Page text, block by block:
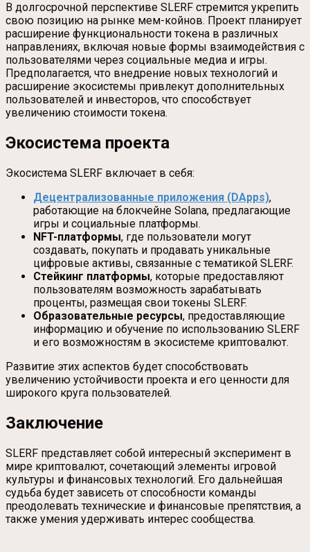
В долгосрочной перспективе SLERF стремится укрепить
свою позицию на рынке мем-койнов. Проект планирует
расширение функциональности токена в различных
направлениях, включая новые формы взаимодействия с
пользователями через социальные медиа и игры.
Предполагается, что внедрение новых технологий и
расширение экосистемы привлекут дополнительных
пользователей и инвесторов, что способствует
увеличению стоимости токена.
Экосистема проекта
Экосистема SLERF включает в себя:
Децентрализованные приложения (DApps),
работающие на блокчейне Solana, предлагающие
игры и социальные платформы.
NFT-платформы, где пользователи могут
создавать, покупать и продавать уникальные
цифровые активы, связанные с тематикой SLERF.
Стейкинг платформы, которые предоставляют
пользователям возможность зарабатывать
проценты, размещая свои токены SLERF.
Образовательные ресурсы, предоставляющие
информацию и обучение по использованию SLERF
и его возможностям в экосистеме криптовалют.
Развитие этих аспектов будет способствовать
увеличению устойчивости проекта и его ценности для
широкого круга пользователей.
Заключение
SLERF представляет собой интересный эксперимент в
мире криптовалют, сочетающий элементы игровой
культуры и финансовых технологий. Его дальнейшая
судьба будет зависеть от способности команды
преодолевать технические и финансовые препятствия, а
также умения удерживать интерес сообщества.